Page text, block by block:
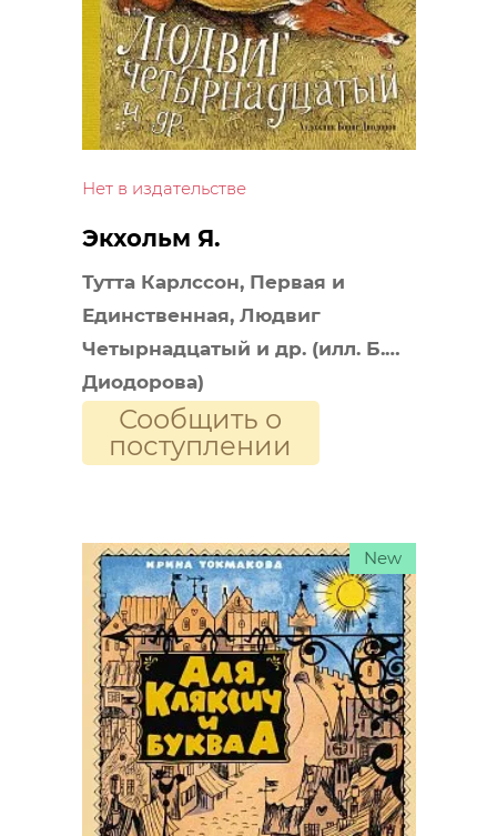
Нет в издательстве
Экхольм Я.
Тутта Карлссон, Первая и
Единственная, Людвиг
Четырнадцатый и др. (илл. Б.
Диодорова)
Сообщить о
поступлении
New